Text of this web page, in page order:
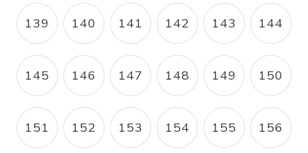
PAGE
139 PAGE
140 PAGE
141 PAGE
142 PAGE
143 PAGE
144
PAGE
145 PAGE
146 PAGE
147 PAGE
148 PAGE
149 PAGE
150
PAGE
151 PAGE
152 PAGE
153 PAGE
154 PAGE
155 PAGE
156